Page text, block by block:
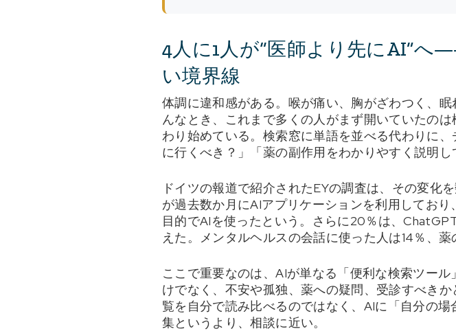
4人に1人が“医師より先にAI”へ
い境界線
体調に違和感がある。喉が痛い、胸がざわつく、
んなとき、これまで多くの人がまず開いていたの
わり始めている。検索窓に単語を並べる代わりに
に行くべき？」「薬の副作用をわかりやすく説明し
ドイツの報道で紹介されたEYの調査は、その変化
が過去数か月にAIアプリケーションを利用してお
目的でAIを使ったという。さらに20％は、
えた。メンタルヘルスの会話に使った人は14％、
ここで重要なのは、AIが単なる「便利な検索ツー
けでなく、不安や孤独、薬への疑問、受診すべき
覧を自分で読み比べるのではなく、AIに「自分の
集というより、相談に近い。